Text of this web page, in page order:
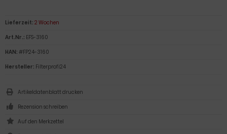
Lieferzeit: 2 Wochen
Art.Nr.: EFS-3160
HAN: #FP24-3160
Hersteller: Filterprofi24
Artikeldatenblatt drucken
Rezension schreiben